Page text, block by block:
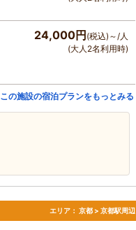
24,000円(税込)～/人
(大人2名利用時)
この施設の宿泊プランをもっとみる
エリア： 京都 > 京都駅周辺